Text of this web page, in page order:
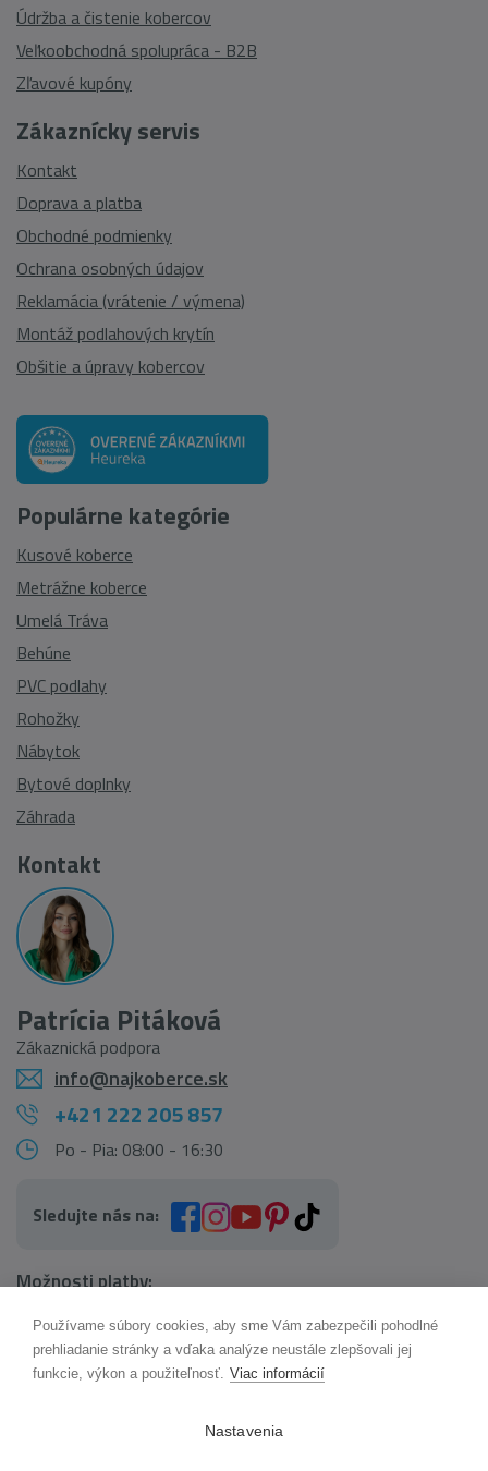
Zákaznícky servis
Kontakt
Doprava a platba
Obchodné podmienky
Ochrana osobných údajov
Reklamácia (vrátenie / výmena)
Montáž podlahových krytín
Obšitie a úpravy kobercov
Údržba a čistenie kobercov
Veľkoobchodná spolupráca - B2B
Zľavové kupóny
Populárne kategórie
Kusové koberce
Metrážne koberce
Umelá Tráva
Behúne
PVC podlahy
Rohožky
Nábytok
Bytové doplnky
Záhrada
Kontakt
Patrícia Pitáková
Zákaznická podpora
info@najkoberce.sk
+421 222 205 857
Po - Pia: 08:00 - 16:30
Sledujte nás na:
Možnosti platby:
Používame súbory cookies, aby sme Vám zabezpečili pohodlné
prehliadanie stránky a vďaka analýze neustále zlepšovali jej
funkcie, výkon a použiteľnosť. Viac informácií
Nastavenia
AI pomocník Maxík
Online